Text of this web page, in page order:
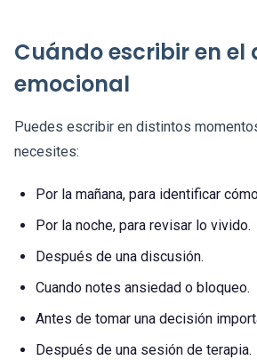
Cuándo escribir en el
emocional
Puedes escribir en distintos
necesites:
Por la mañana, para identificar
Por la noche, para revisar lo vivido.
Después de una discusión.
Cuando notes ansiedad o bloqueo.
Antes de tomar una decisión
Después de una sesión de terapia.